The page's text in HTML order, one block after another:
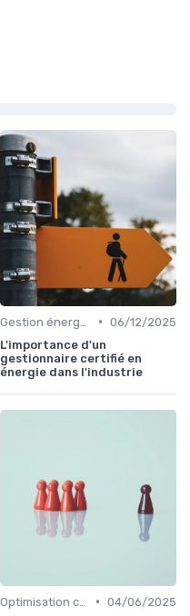
• 06/12/2025
L'importance d'un
gestionnaire certifié en
énergie dans l'industrie
• 04/06/2025